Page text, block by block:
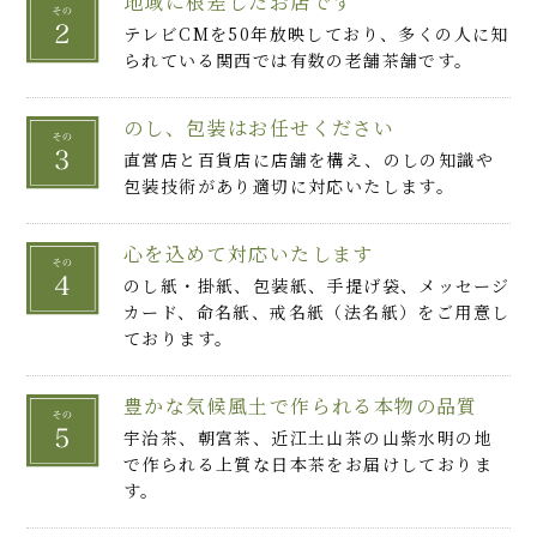
テレビCMを50年放映しており、多くの人に知
られている関西では有数の老舗茶舗です。
のし、包装はお任せください
直営店と百貨店に店舗を構え、のしの知識や
包装技術があり適切に対応いたします。
心を込めて対応いたします
のし紙・掛紙、包装紙、手提げ袋、メッセージ
カード、命名紙、戒名紙（法名紙）をご用意し
ております。
豊かな気候風土で作られる本物の品質
宇治茶、朝宮茶、近江土山茶の山紫水明の地
で作られる上質な日本茶をお届けしておりま
す。